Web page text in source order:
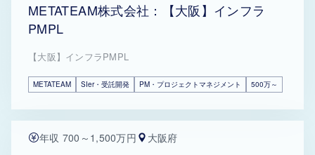
METATEAM株式会社：【大阪】インフラ
PMPL
【大阪】インフラPMPL
METATEAM SIer・受託開発 PM・プロジェクトマネジメント 500万～
年収 700～1,500万円 大阪府